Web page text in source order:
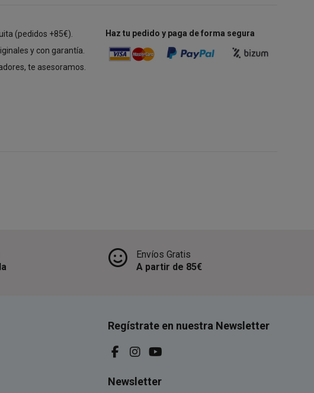
(pedidos +85€).
y con garantía.
te asesoramos.
Haz tu pedido y paga de forma segura
Envíos Gratis
A partir de 85€
Regístrate en nuestra Newsletter
Newsletter